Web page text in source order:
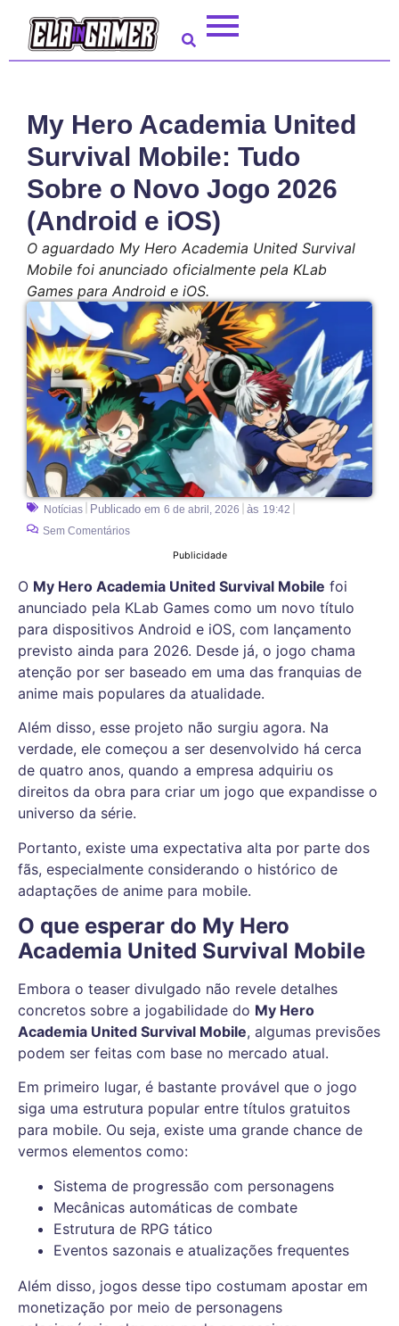
My Hero Academia United
Survival Mobile: Tudo
Sobre o Novo Jogo 2026
(Android e iOS)
O aguardado My Hero Academia United Survival
Mobile foi anunciado oficialmente pela KLab
Games para Android e iOS.
Notícias Publicado em 6 de abril, 2026 às 19:42
Sem Comentários
Publicidade
O My Hero Academia United Survival Mobile foi
anunciado pela KLab Games como um novo título
para dispositivos Android e iOS, com lançamento
previsto ainda para 2026. Desde já, o jogo chama
atenção por ser baseado em uma das franquias de
anime mais populares da atualidade.
Além disso, esse projeto não surgiu agora. Na
verdade, ele começou a ser desenvolvido há cerca
de quatro anos, quando a empresa adquiriu os
direitos da obra para criar um jogo que expandisse o
universo da série.
Portanto, existe uma expectativa alta por parte dos
fãs, especialmente considerando o histórico de
adaptações de anime para mobile.
O que esperar do My Hero
Academia United Survival Mobile
Embora o teaser divulgado não revele detalhes
concretos sobre a jogabilidade do My Hero
Academia United Survival Mobile, algumas previsões
podem ser feitas com base no mercado atual.
Em primeiro lugar, é bastante provável que o jogo
siga uma estrutura popular entre títulos gratuitos
para mobile. Ou seja, existe uma grande chance de
vermos elementos como:
Sistema de progressão com personagens
Mecânicas automáticas de combate
Estrutura de RPG tático
Eventos sazonais e atualizações frequentes
Além disso, jogos desse tipo costumam apostar em
monetização por meio de personagens